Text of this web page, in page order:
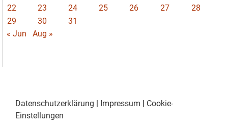
22
23 24 25 26 27
28
29
30
31
« Jun
Aug »
Datenschutzerklärung | Impressum | Cookie-
Einstellungen